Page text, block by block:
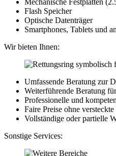
Flash Speicher
Optische Datenträger
Smartphones, Tablets und
Wir bieten Ihnen:
Umfassende Beratung zur
Weiterführende Beratung
Professionelle und
Faire Preise ohne
Vollständige oder partielle
Sonstige Services: